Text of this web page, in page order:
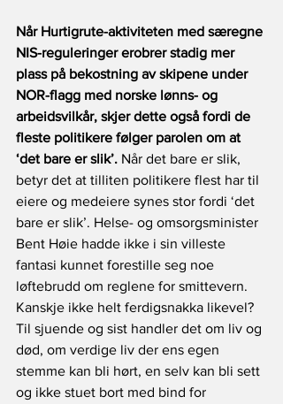
Når Hurtigrute-aktiviteten med særegne
NIS-reguleringer erobrer stadig mer
plass på bekostning av skipene under
NOR-flagg med norske lønns- og
arbeidsvilkår, skjer dette også fordi de
fleste politikere følger parolen om at
‘det bare er slik’. Når det bare er slik,
betyr det at tilliten politikere flest har til
eiere og medeiere synes stor fordi ‘det
bare er slik’. Helse- og omsorgsminister
Bent Høie hadde ikke i sin villeste
fantasi kunnet forestille seg noe
løftebrudd om reglene for smittevern.
Kanskje ikke helt ferdigsnakka likevel?
Til sjuende og sist handler det om liv og
død, om verdige liv der ens egen
stemme kan bli hørt, en selv kan bli sett
og ikke stuet bort med bind for